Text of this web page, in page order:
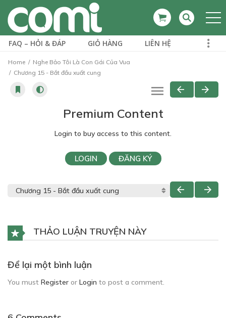
FAQ – HỎI & ĐÁP GIỎ HÀNG LIÊN HỆ
Home
Nghe Bảo Tôi Là Con Gái Của Vua
Chương 15 - Bắt đầu xuất cung
Premium Content
Login to buy access to this content.
LOGIN ĐĂNG KÝ
THẢO LUẬN TRUYỆN NÀY
Để lại một bình luận
You must Register or Login to post a comment.